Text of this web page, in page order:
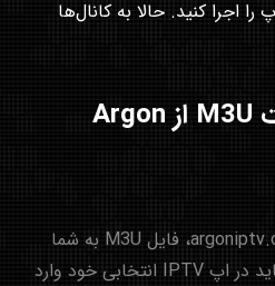
اجرا کنید. حالا به کانال‌ها
۴. وارد کردن لیست M3U از Argon
، فایل M3U به شما
داده می‌شود. این فایل را باید در اپ IPTV انتخابی خود وارد